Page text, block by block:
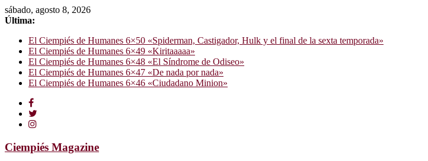
sábado, agosto 8, 2026
Última:
El Ciempiés de Humanes 6×50 «Spiderman, Castigador, Hulk y el final de la sexta temporada»
El Ciempiés de Humanes 6×49 «Kiritaaaaa»
El Ciempiés de Humanes 6×48 «El Síndrome de Odiseo»
El Ciempiés de Humanes 6×47 «De nada por nada»
El Ciempiés de Humanes 6×46 «Ciudadano Minion»
Ciempiés Magazine